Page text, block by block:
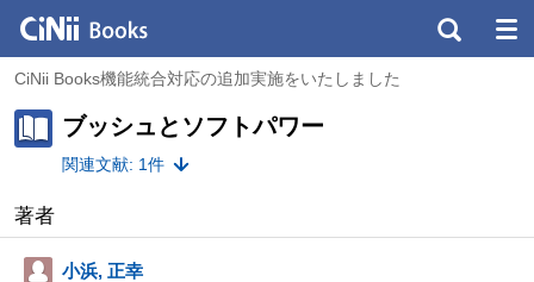
CiNii Books機能統合対応の追加実施をいたしました
ブッシュとソフトパワー
関連文献: 1件
著者
小浜, 正幸